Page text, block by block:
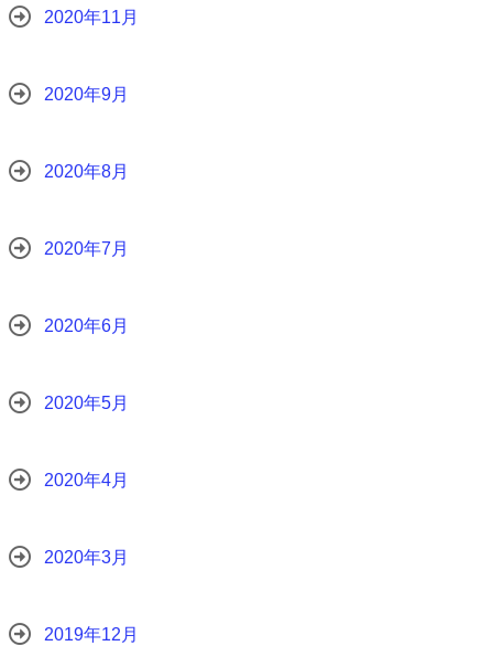
2020年11月
2020年9月
2020年8月
2020年7月
2020年6月
2020年5月
2020年4月
2020年3月
2019年12月